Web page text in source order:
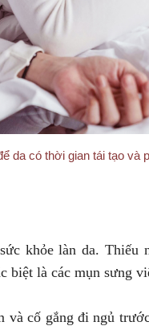
da có thời gian tái tạo và
khỏe làn da. Thiếu
biệt là các mụn sưng
và cố gắng đi ngủ